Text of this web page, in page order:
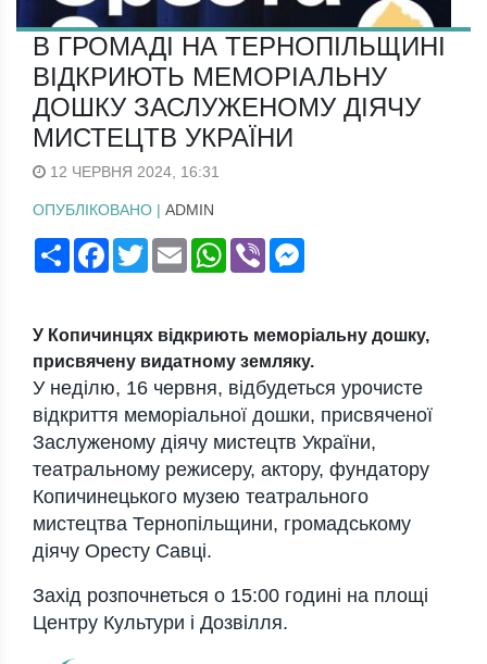
В ГРОМАДІ НА ТЕРНОПІЛЬЩИНІ
ВІДКРИЮТЬ МЕМОРІАЛЬНУ
ДОШКУ ЗАСЛУЖЕНОМУ ДІЯЧУ
МИСТЕЦТВ УКРАЇНИ
12 ЧЕРВНЯ 2024, 16:31
ОПУБЛІКОВАНО | ADMIN
ПоширитиFacebook
TwitterEmail WhatsApp
Viber
У Копичинцях відкриють меморіальну дошку,
присвячену видатному земляку.
У неділю, 16 червня, відбудеться урочисте
відкриття меморіальної дошки, присвяченої
Заслуженому діячу мистецтв України,
театральному режисеру, актору, фундатору
Копичинецького музею театрального
мистецтва Тернопільщини, громадському
діячу Оресту Савці.
Захід розпочнеться о 15:00 годині на площі
Центру Культури і Дозвілля.